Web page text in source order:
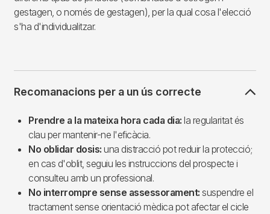
gestagen, o només de gestagen), per la qual cosa l'elecció
s'ha d'individualitzar.
Recomanacions per a un ús correcte
Prendre a la mateixa hora cada dia: la regularitat és
clau per mantenir-ne l'eficàcia.
No oblidar dosis: una distracció pot reduir la protecció;
en cas d'oblit, seguiu les instruccions del prospecte i
consulteu amb un professional.
No interrompre sense assessorament: suspendre el
tractament sense orientació mèdica pot afectar el cicle